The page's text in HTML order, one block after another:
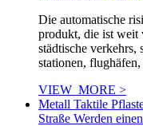
Die automatische
produkt, die ist weit
städtische verkehrs,
stationen,
VIEW_MORE >
Metall Taktile
Straße Werden